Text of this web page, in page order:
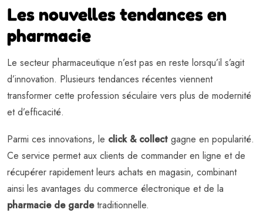
Les nouvelles tendances en
pharmacie
Le secteur pharmaceutique n’est pas en reste lorsqu’il s’agit
d’innovation. Plusieurs tendances récentes viennent
transformer cette profession séculaire vers plus de modernité
et d’efficacité.
Parmi ces innovations, le click & collect gagne en popularité.
Ce service permet aux clients de commander en ligne et de
récupérer rapidement leurs achats en magasin, combinant
ainsi les avantages du commerce électronique et de la
pharmacie de gardetraditionnelle.